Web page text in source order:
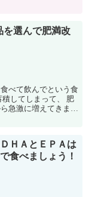
を選んで肥満改
べて飲んでという食
してしまって、 肥
急激に増えてきま
ＨＡとＥＰＡは
食べましょう！